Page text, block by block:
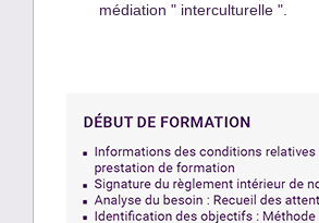
médiation " interculturelle ".